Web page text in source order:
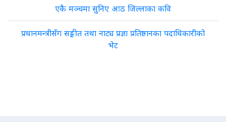
एकै मञ्चमा सुनिए आठ जिल्लाका कवि
प्रधानमन्त्रीसँग सङ्गीत तथा नाट्य प्रज्ञा प्रतिष्ठानका पदाधिकारीको
भेट